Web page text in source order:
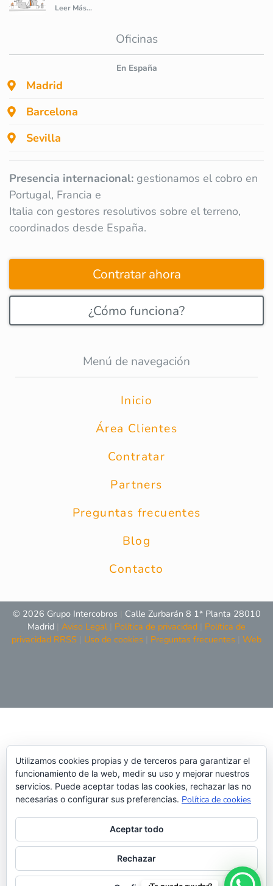
Leer Más...
Oficinas
En España
Madrid
Barcelona
Sevilla
Presencia internacional: gestionamos el cobro en
Portugal, Francia e
Italia con gestores resolutivos sobre el terreno,
coordinados desde España.
Contratar ahora
¿Cómo funciona?
Menú de navegación
Inicio
Área Clientes
Contratar
Partners
Preguntas frecuentes
Blog
Contacto
© 2026 Grupo Intercobros
Calle Zurbarán 8 1* Planta 28010
Madrid Aviso Legal Política de privacidad
Política de
privacidad RRSS
Uso de cookies Preguntas frecuentes Web
Utilizamos cookies propias y de terceros para garantizar el
funcionamiento de la web, medir su uso y mejorar nuestros
servicios. Puede aceptar todas las cookies, rechazar las no
necesarias o configurar sus preferencias. Política de cookies
Aceptar todo
Rechazar